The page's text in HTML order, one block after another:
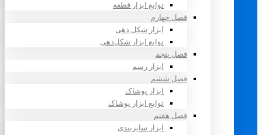
توابع ابزار قطعه
فصل چهارم
ابزار شکل دهی
توابع ابزار شکل‌دهی
فصل پنجم
ابزار رسم
فصل ششم
ابزار پوشاک
توابع ابزار پوشاک
فصل هفتم
ابزار سایزبندی